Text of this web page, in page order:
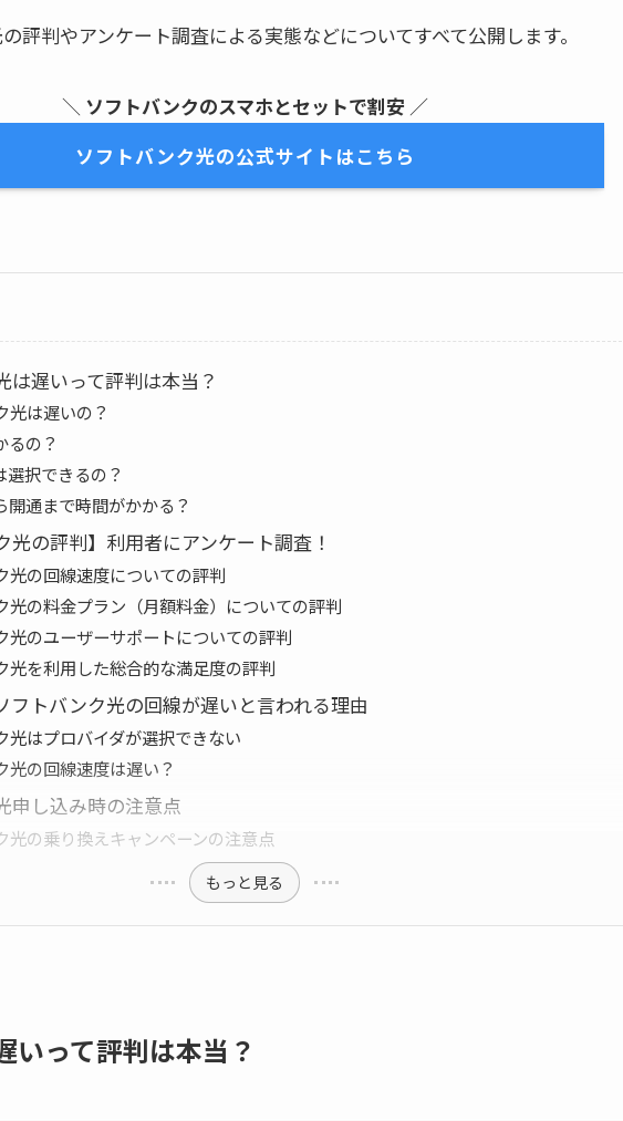
評判やアンケート調査による実態などについてすべて公開します。
＼ ソフトバンクのスマホとセットで割安 ／
ソフトバンク光の公式サイトはこちら
は遅いって評判は本当？
光は遅いの？
るの？
選択できるの？
開通まで時間がかかる？
光の評判】利用者にアンケート調査！
光の回線速度についての評判
光の料金プラン（月額料金）についての評判
光のユーザーサポートについての評判
光を利用した総合的な満足度の評判
フトバンク光の回線が遅いと言われる理由
光はプロバイダが選択できない
光の回線速度は遅い？
申し込み時の注意点
光の乗り換えキャンペーンの注意点
もっと見る
いって評判は本当？